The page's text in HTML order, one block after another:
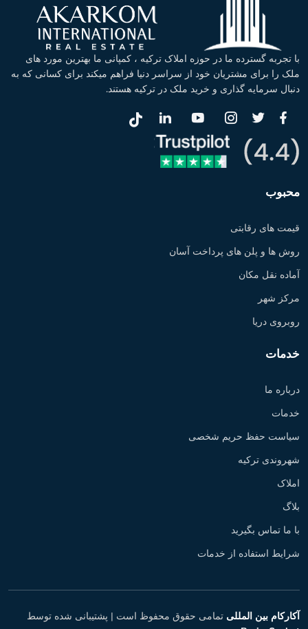
با تجربه گسترده ما در حوزه املاک ترکیه ، کمپانی ما بهترین مورد های
ملک را برای مشتریان خود از سراسر دنیا فراهم میکند برای کسانی که به
دنبال سرمایه گذاری و خرید ملک در ترکیه هستند.
محبوب
قیمت های رقابتی
روش ها و پلن های پرداخت آسان
آماده نقل مکان
مرکز شهر
روبروی دریا
خدمات
درباره ما
خدمات
سیاست حفظ حریم شخصی
شهروندی ترکیه
املاک
بلاگ
با ما تماس بگیرید
شرایط استفاده از خدمات
آکارکام بین المللی تمامی حقوق محفوظ است | پشتیبانی شده توسط